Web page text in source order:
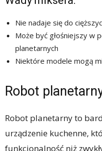
Nie nadaje się do
Może być głośniejszy w
planetarnych
Niektóre modele mogą
Robot
Robot planetarny to
urządzenie kuchenne,
funkcjonalność niż